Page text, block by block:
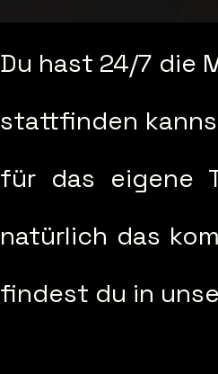
Du hast 24/7 die
stattfinden
für das eigene
natürlich das
findest du in